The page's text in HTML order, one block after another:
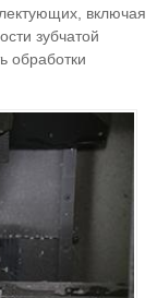
включая
зубчатой
обработки